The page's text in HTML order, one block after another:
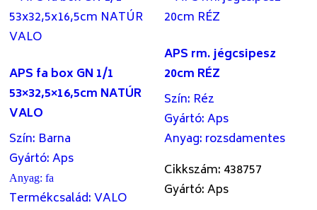
APS fa box GN 1/1
53×32,5×16,5cm NATÚR
VALO
Szín: Barna
Gyártó:Aps
Anyag:fa
Termékcsalád:VALO
APS rm. jégcsipesz
20cm RÉZ
Szín: Réz
Gyártó:Aps
Anyag: rozsdamentes
Cikkszám: 438757
Gyártó: Aps